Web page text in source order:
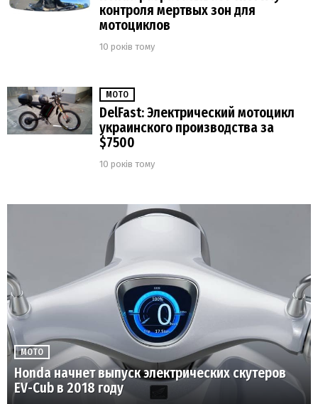
контроля мертвых зон для
мотоциклов
10 років тому
МОТО
DelFast: Электрический мотоцикл
украинского производства за
$7500
10 років тому
МОТО
Honda начнет выпуск электрических скутеров
EV-Cub в 2018 году